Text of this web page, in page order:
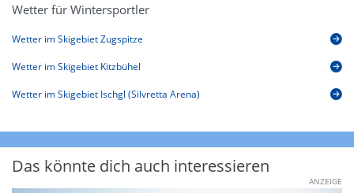
Wetter für Wintersportler
Wetter im Skigebiet Zugspitze
Wetter im Skigebiet Kitzbühel
Wetter im Skigebiet Ischgl (Silvretta Arena)
Das könnte dich auch interessieren
ANZEIGE